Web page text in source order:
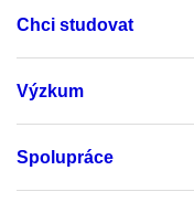
Chci studovat
Výzkum
Spolupráce